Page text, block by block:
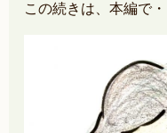
この続きは、本編で・